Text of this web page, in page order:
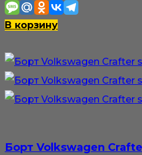
В корзину
Борт Volkswagen